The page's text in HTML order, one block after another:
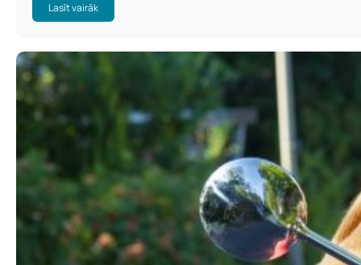
Lasīt vairāk